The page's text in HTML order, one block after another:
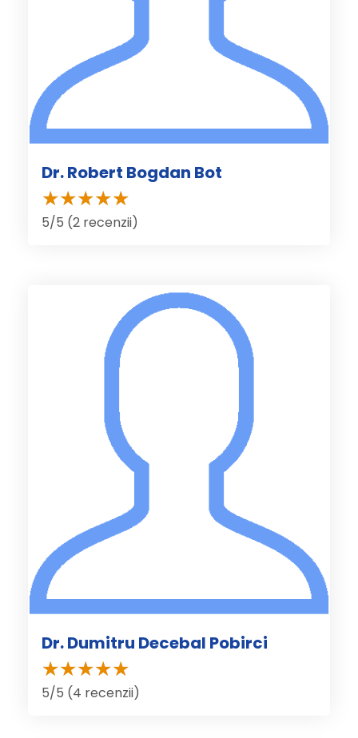
Dr. Robert Bogdan Bot
5/5 (2 recenzii)
Dr. Dumitru Decebal Pobirci
5/5 (4 recenzii)